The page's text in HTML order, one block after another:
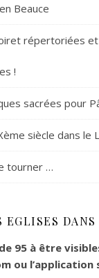
Beauce
répertoriées
!
sacrées pour
siècle dans le
tourner …
EGLISES
95 à être
ou